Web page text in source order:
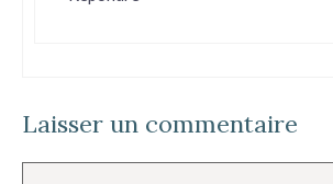
Laisser un commentaire